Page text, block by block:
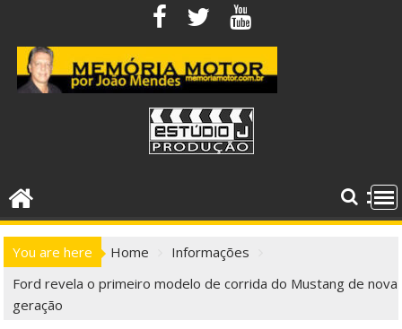
content
You are here Home
Informações
Ford revela o primeiro modelo de corrida do Mustang de nova
geração